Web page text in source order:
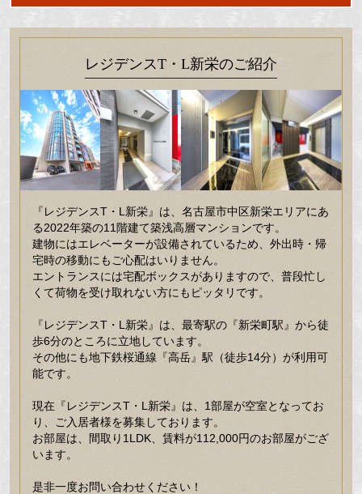
レジデンスT・L新栄のご紹介
『レジデンスT・L新栄』は、名古屋市中区新栄エリアにあ
る2022年築の11階建て築浅高層マンションです。
建物にはエレベーターが設備されているため、外出時・帰
宅時の移動にもご心配はいりません。
エントランスには宅配ボックスがありますので、普段忙し
くて荷物を受け取れない方にもピッタリです。
『レジデンスT・L新栄』は、最寄駅の『新栄町駅』から徒
歩6分のところに立地しています。
その他にも地下鉄桜通線『高岳』駅（徒歩14分）が利用可
能です。
現在『レジデンスT・L新栄』は、1部屋が空室となってお
り、ご入居者様を募集しております。
お部屋は、間取り1LDK、賃料が112,000円のお部屋がござ
います。
是非一度お問い合わせください！